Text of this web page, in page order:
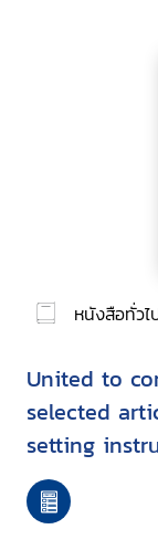
หนังสือทั่วไ
United to
selected
setting